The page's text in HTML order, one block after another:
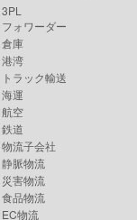
3PL
フォワーダー
倉庫
港湾
トラック輸送
海運
航空
鉄道
物流子会社
静脈物流
災害物流
食品物流
EC物流